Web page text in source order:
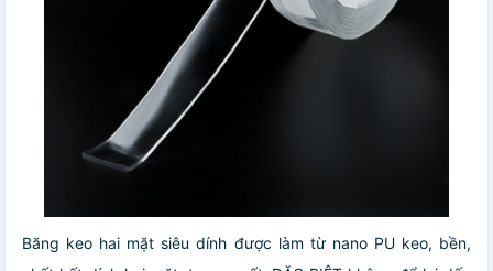
Băng keo hai mặt siêu dính được làm từ nano PU keo, bền,